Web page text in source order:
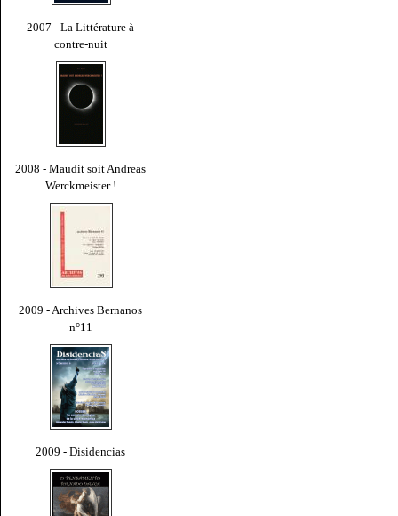
2007 - La Littérature à
contre-nuit
2008 - Maudit soit Andreas
Werckmeister !
2009 - Archives Bernanos
n°11
2009 - Disidencias